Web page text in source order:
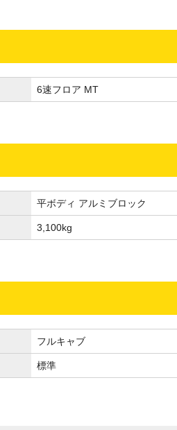
6速フロア MT
平ボディ アルミブロック
3,100kg
フルキャブ
標準